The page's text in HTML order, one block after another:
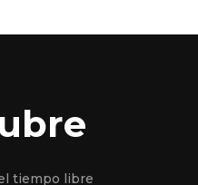
tiempo libre